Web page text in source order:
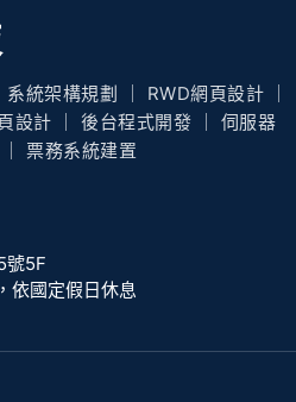
統架構規劃 ｜ RWD網頁設計 ｜
設計 ｜ 後台程式開發 ｜ 伺服器
票務系統建置
號5F
依國定假日休息